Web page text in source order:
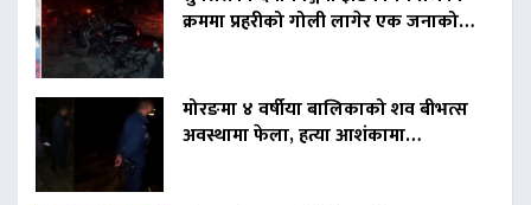
क्रममा प्रहरीको गोली लागेर एक जनाको…
मोरङमा ४ वर्षीया बालिकाको शव बीभत्स
अवस्थामा फेला, हत्या आशंकामा…